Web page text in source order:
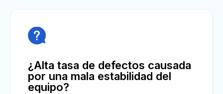

¿Alta tasa de defectos causada
por una mala estabilidad del
equipo?